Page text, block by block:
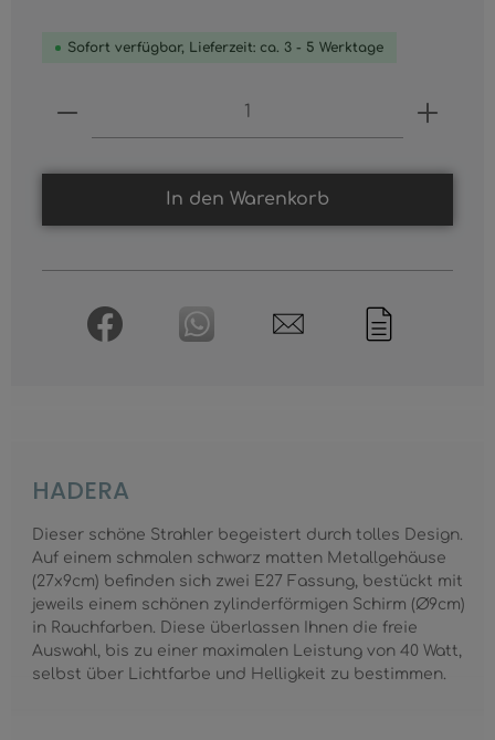
Sofort verfügbar, Lieferzeit: ca. 3 - 5 Werktage
Produkt Anzahl: Gib den
In den Warenkorb
HADERA
Dieser schöne Strahler begeistert durch tolles Design.
Auf einem schmalen schwarz matten Metallgehäuse
(27x9cm) befinden sich zwei E27 Fassung, bestückt mit
jeweils einem schönen zylinderförmigen Schirm (Ø9cm)
in Rauchfarben. Diese überlassen Ihnen die freie
Auswahl, bis zu einer maximalen Leistung von 40 Watt,
selbst über Lichtfarbe und Helligkeit zu bestimmen.